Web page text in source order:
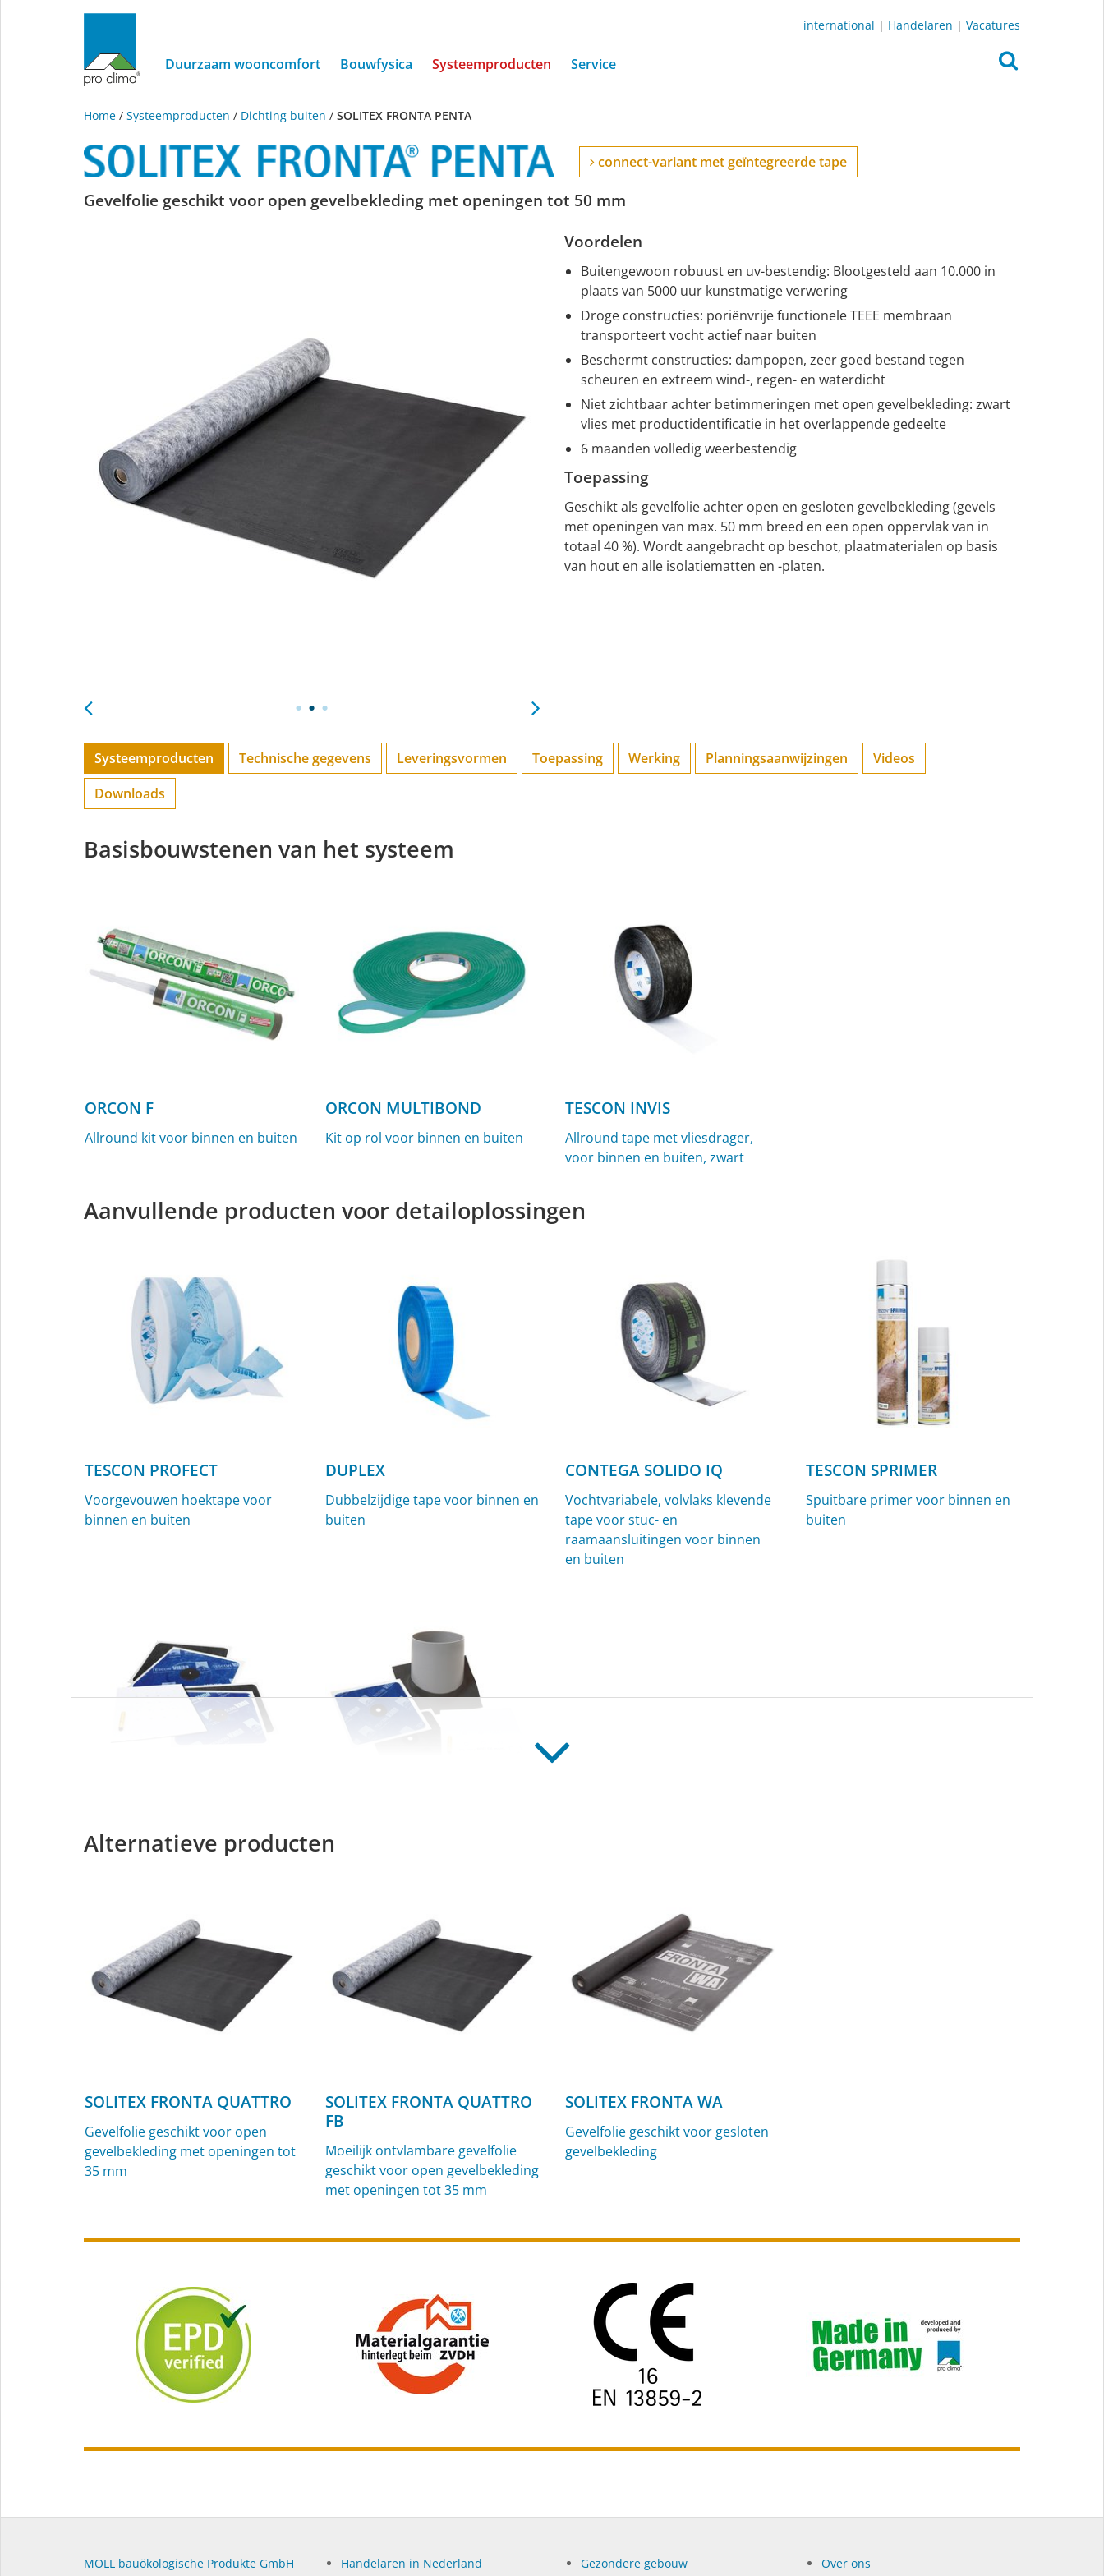
international | Handelaren | Vacatures
Duurzaam wooncomfort Bouwfysica Systeemproducten (current)
Service
Home / Systeemproducten / Dichting buiten / SOLITEX FRONTA PENTA
SOLITEX
connect-variant met geïntegreerde tape
Gevelfolie geschikt voor open gevelbekleding met openingen tot 50 mm
Voordelen
Buitengewoon robuust en uv-bestendig: Blootgesteld aan 10.000 in
plaats van 5000 uur kunstmatige verwering
Droge constructies: poriënvrije functionele TEEE membraan
transporteert vocht actief naar buiten
Beschermt constructies: dampopen, zeer goed bestand tegen
scheuren en extreem wind-, regen- en waterdicht
Niet zichtbaar achter betimmeringen met open gevelbekleding: zwart
vlies met productidentificatie in het overlappende gedeelte
6 maanden volledig weerbestendig
Toepassing
Geschikt als gevelfolie achter open en gesloten gevelbekleding (gevels
met openingen van max. 50 mm breed en een open oppervlak van in
totaal 40 %). Wordt aangebracht op beschot, plaatmaterialen op basis
van hout en alle isolatiematten en -platen.
Systeemproducten Technische gegevens Leveringsvormen Toepassing Werking Planningsaanwijzingen
Videos
Downloads
Basisbouwstenen van het systeem
ORCON F
Allround kit voor binnen en buiten
ORCON MULTIBOND
Kit op rol voor binnen en buiten
TESCON INVIS
Allround tape met vliesdrager,
voor binnen en buiten, zwart
Aanvullende producten voor detailoplossingen
TESCON PROFECT
Voorgevouwen hoektape voor
binnen en buiten
DUPLEX
Dubbelzijdige tape voor binnen en
buiten
CONTEGA SOLIDO IQ
Vochtvariabele, volvlaks klevende
tape voor stuc- en
raamaansluitingen voor binnen
en buiten
TESCON SPRIMER
Spuitbare primer voor binnen en
buiten
Kabelmanchetten, Ø 4,8-12 mm,
Buismanchetten voor binnen en
Alternatieve producten
SOLITEX FRONTA QUATTRO
Gevelfolie geschikt voor open
gevelbekleding met openingen tot
35 mm
SOLITEX FRONTA QUATTRO
FB
Moeilijk ontvlambare gevelfolie
geschikt voor open gevelbekleding
met openingen tot 35 mm
SOLITEX FRONTA WA
Gevelfolie geschikt voor gesloten
gevelbekleding
MOLL bauökologische Produkte GmbH
Handelaren in Nederland Gezondere gebouw Over ons